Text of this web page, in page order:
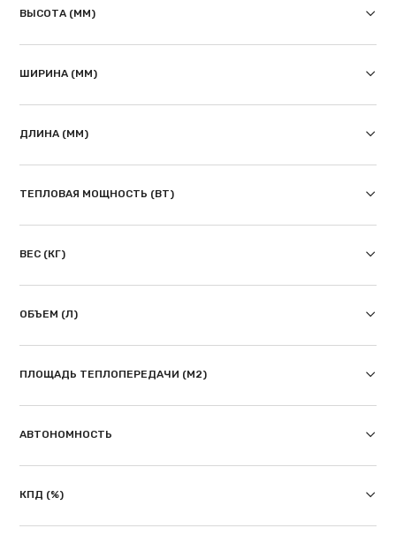
ВЫСОТА (ММ)
ШИРИНА (ММ)
ДЛИНА (ММ)
ТЕПЛОВАЯ МОЩНОСТЬ (ВТ)
ВЕС (КГ)
ОБЪЕМ (Л)
ПЛОЩАДЬ ТЕПЛОПЕРЕДАЧИ (М2)
АВТОНОМНОСТЬ
КПД (%)